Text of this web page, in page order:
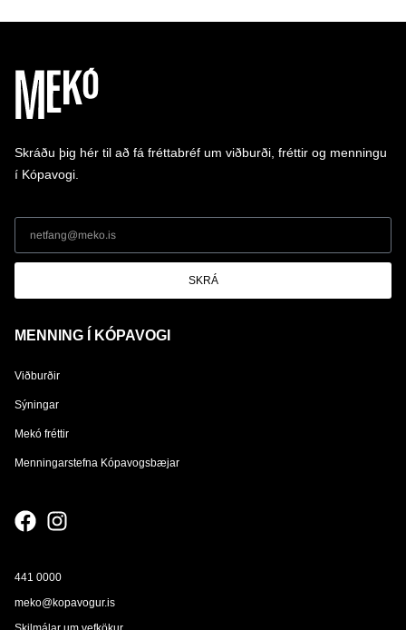
Skráðu þig hér til að fá fréttabréf um viðburði, fréttir og menningu
í Kópavogi.
SKRÁ
MENNING Í KÓPAVOGI
Viðburðir
Sýningar
Mekó fréttir
Menningarstefna Kópavogsbæjar
441 0000
meko@kopavogur.is